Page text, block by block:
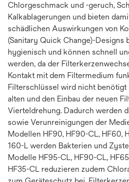
Chlorgeschmack und -geruch,
Kalkablagerungen und bieten
schädlichen Auswirkungen von
(Sanitary Quick Change)-Designs
hygienisch und können schnell
werden, da der
Kontakt mit dem Filtermedium
Filterschlüssel wird nicht benötigt
alten und den Einbau der neuen
Vierteldrehung. Dadurch werden
sowie Verunreinigungen der
Modellen HF90, HF90-CL, HF60,
160-L werden Bakterien und
Modelle HF95-CL, HF90-CL,
HF35-CL reduzieren zudem